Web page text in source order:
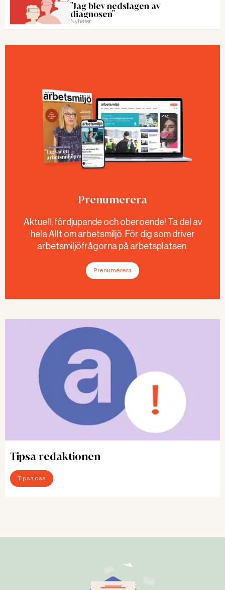
"Jag blev nedslagen av
diagnosen"
Nyheter
Prenumerera
Aktuell, fördjupande och oberoende! Ta del av
hela Allt om arbetsmiljö. För dig som driver
arbetsmiljöfrågorna på arbetsplatsen.
Prenumerera
Tipsa redaktionen
Tipsa oss